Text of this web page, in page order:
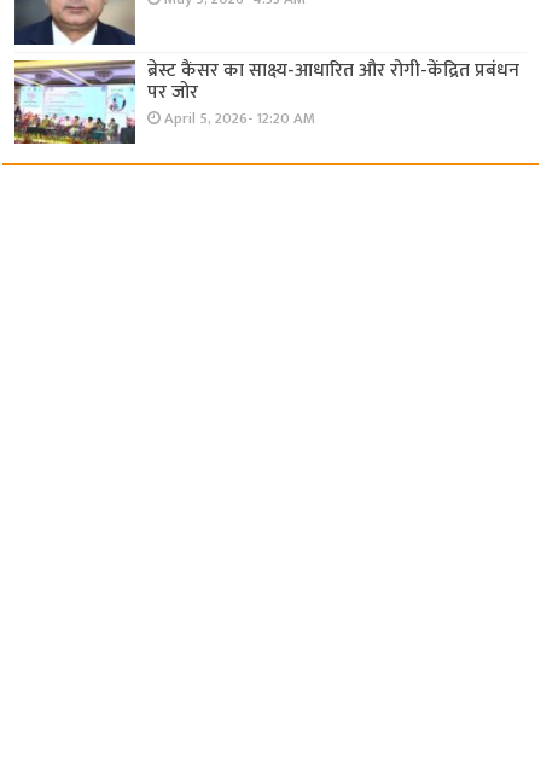
ब्रेस्ट कैंसर का साक्ष्य-आधारित और रोगी-केंद्रित प्रबंधन
पर जोर
April 5, 2026- 12:20 AM